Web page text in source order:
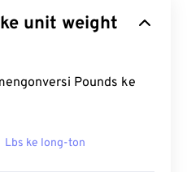
unit weight
Pounds ke
Lbs ke long-ton